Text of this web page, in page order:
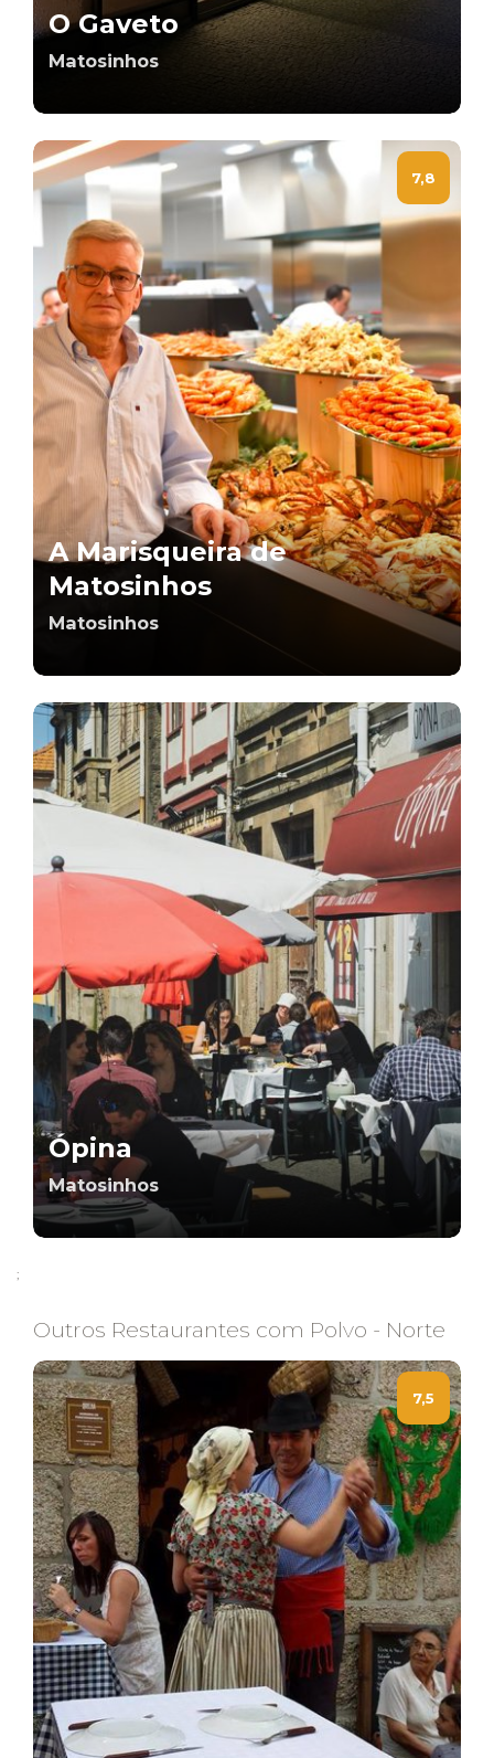
O Gaveto
Matosinhos
7,8
A Marisqueira de
Matosinhos
Matosinhos
Ópina
Matosinhos
;
Outros Restaurantes com Polvo - Norte
7,5